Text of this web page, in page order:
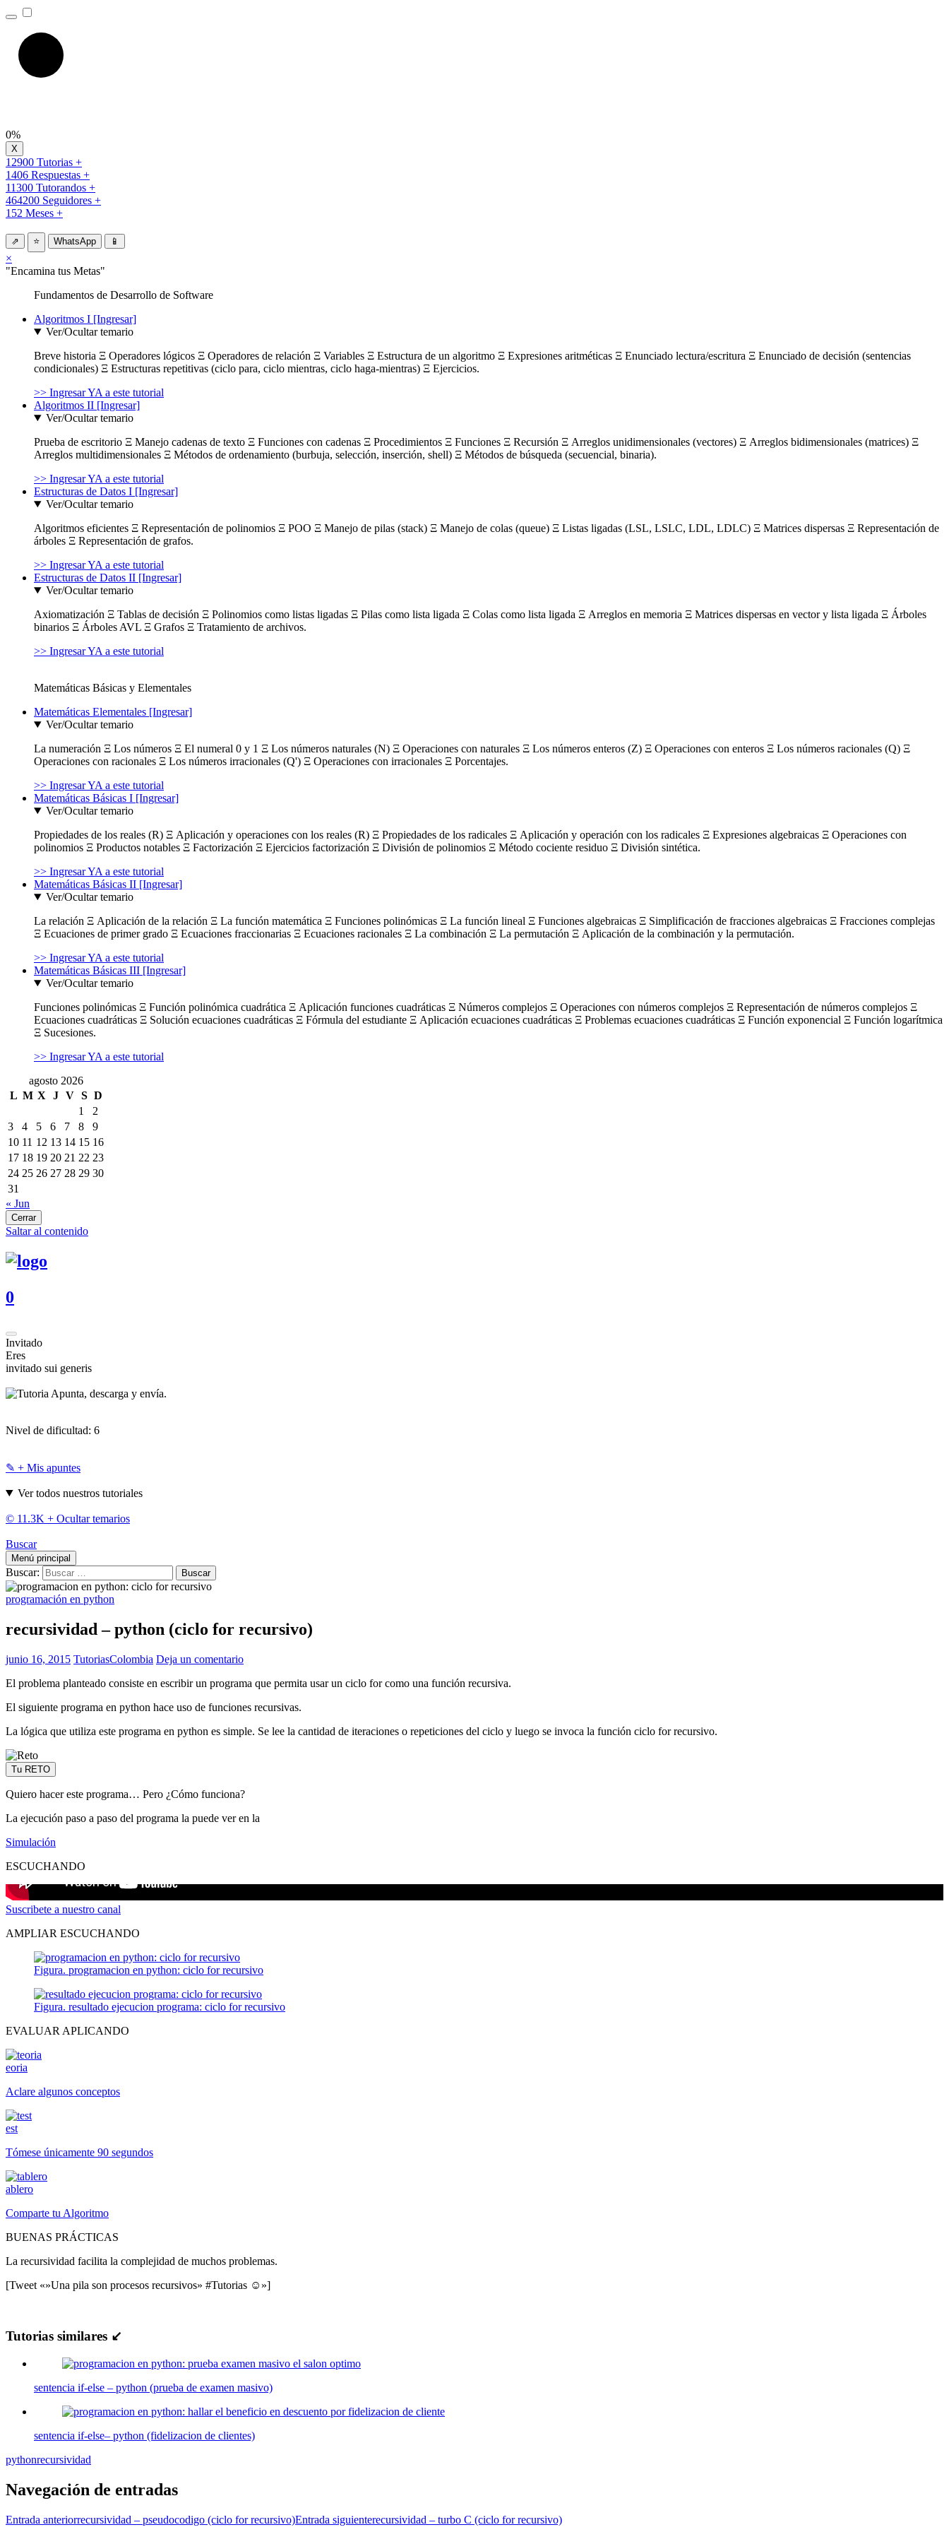
0%
12900 Tutorias +
1406 Respuestas +
11300 Tutorandos +
464200 Seguidores +
152 Meses +
⇗ ⭐ WhatsApp 📱
×
"Encamina tus Metas"
Fundamentos de Desarrollo de Software
Algoritmos I [Ingresar]
Ver/Ocultar temario
Breve historia Ξ Operadores lógicos Ξ Operadores de relación Ξ Variables Ξ Estructura de un algoritmo Ξ Expresiones aritméticas Ξ Enunciado lectura/escritura Ξ Enunciado de decisión (sentencias
condicionales) Ξ Estructuras repetitivas (ciclo para, ciclo mientras, ciclo haga-mientras) Ξ Ejercicios.
>> Ingresar YA a este tutorial
Algoritmos II [Ingresar]
Ver/Ocultar temario
Prueba de escritorio Ξ Manejo cadenas de texto Ξ Funciones con cadenas Ξ Procedimientos Ξ Funciones Ξ Recursión Ξ Arreglos unidimensionales (vectores) Ξ Arreglos bidimensionales (matrices) Ξ
Arreglos multidimensionales Ξ Métodos de ordenamiento (burbuja, selección, inserción, shell) Ξ Métodos de búsqueda (secuencial, binaria).
>> Ingresar YA a este tutorial
Estructuras de Datos I [Ingresar]
Ver/Ocultar temario
Algoritmos eficientes Ξ Representación de polinomios Ξ POO Ξ Manejo de pilas (stack) Ξ Manejo de colas (queue) Ξ Listas ligadas (LSL, LSLC, LDL, LDLC) Ξ Matrices dispersas Ξ Representación de
árboles Ξ Representación de grafos.
>> Ingresar YA a este tutorial
Estructuras de Datos II [Ingresar]
Ver/Ocultar temario
Axiomatización Ξ Tablas de decisión Ξ Polinomios como listas ligadas Ξ Pilas como lista ligada Ξ Colas como lista ligada Ξ Arreglos en memoria Ξ Matrices dispersas en vector y lista ligada Ξ Árboles
binarios Ξ Árboles AVL Ξ Grafos Ξ Tratamiento de archivos.
>> Ingresar YA a este tutorial
Matemáticas Básicas y Elementales
Matemáticas Elementales [Ingresar]
Ver/Ocultar temario
La numeración Ξ Los números Ξ El numeral 0 y 1 Ξ Los números naturales (N) Ξ Operaciones con naturales Ξ Los números enteros (Z) Ξ Operaciones con enteros Ξ Los números racionales (Q) Ξ
Operaciones con racionales Ξ Los números irracionales (Q') Ξ Operaciones con irracionales Ξ Porcentajes.
>> Ingresar YA a este tutorial
Matemáticas Básicas I [Ingresar]
Ver/Ocultar temario
Propiedades de los reales (R) Ξ Aplicación y operaciones con los reales (R) Ξ Propiedades de los radicales Ξ Aplicación y operación con los radicales Ξ Expresiones algebraicas Ξ Operaciones con
polinomios Ξ Productos notables Ξ Factorización Ξ Ejercicios factorización Ξ División de polinomios Ξ Método cociente residuo Ξ División sintética.
>> Ingresar YA a este tutorial
Matemáticas Básicas II [Ingresar]
Ver/Ocultar temario
La relación Ξ Aplicación de la relación Ξ La función matemática Ξ Funciones polinómicas Ξ La función lineal Ξ Funciones algebraicas Ξ Simplificación de fracciones algebraicas Ξ Fracciones complejas
Ξ Ecuaciones de primer grado Ξ Ecuaciones fraccionarias Ξ Ecuaciones racionales Ξ La combinación Ξ La permutación Ξ Aplicación de la combinación y la permutación.
>> Ingresar YA a este tutorial
Matemáticas Básicas III [Ingresar]
Ver/Ocultar temario
Funciones polinómicas Ξ Función polinómica cuadrática Ξ Aplicación funciones cuadráticas Ξ Números complejos Ξ Operaciones con números complejos Ξ Representación de números complejos Ξ
Ecuaciones cuadráticas Ξ Solución ecuaciones cuadráticas Ξ Fórmula del estudiante Ξ Aplicación ecuaciones cuadráticas Ξ Problemas ecuaciones cuadráticas Ξ Función exponencial Ξ Función logarítmica
Ξ Sucesiones.
>> Ingresar YA a este tutorial
agosto 2026
L M X J V S D
1
2
3
4 5 6 7 8
9
10 11 12 13 14 15 16
17 18 19 20 21 22 23
24 25 26 27 28 29 30
31
« Jun
Cerrar
Saltar al contenido
0
Invitado
Eres
invitado sui generis
Apunta, descarga y envía.
Nivel de dificultad: 6
✎ + Mis apuntes
Ver todos nuestros tutoriales
© 11.3K + Ocultar temarios
Buscar
Menú principal
Buscar:
programación en python
recursividad – python (ciclo for recursivo)
junio 16, 2015 TutoriasColombia Deja un comentario
El problema planteado consiste en escribir un programa que permita usar un ciclo for como una función recursiva.
El siguiente programa en python hace uso de funciones recursivas.
La lógica que utiliza este programa en python es simple. Se lee la cantidad de iteraciones o repeticiones del ciclo y luego se invoca la función ciclo for recursivo.
Tu RETO
Quiero hacer este programa… Pero ¿Cómo funciona?
La ejecución paso a paso del programa la puede ver en la
Simulación
ESCUCHANDO
Suscribete a nuestro canal
AMPLIAR ESCUCHANDO
Figura. programacion en python: ciclo for recursivo
Figura. resultado ejecucion programa: ciclo for recursivo
EVALUAR APLICANDO
eoria
Aclare algunos conceptos
est
Tómese únicamente 90 segundos
ablero
Comparte tu Algoritmo
BUENAS PRÁCTICAS
La recursividad facilita la complejidad de muchos problemas.
[Tweet «»Una pila son procesos recursivos» #Tutorias ☺»]
Tutorias similares ↙
sentencia if-else – python (prueba de examen masivo)
sentencia if-else– python (fidelizacion de clientes)
pythonrecursividad
Navegación de entradas
Entrada anteriorrecursividad – pseudocodigo (ciclo for recursivo)Entrada siguienterecursividad – turbo C (ciclo for recursivo)